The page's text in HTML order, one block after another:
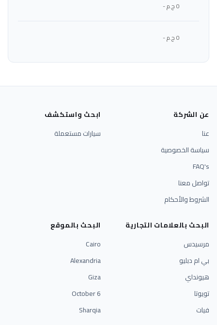
0 ج.م -
0 ج.م -
عن الشركة
عنا
سياسة الخصوصية
FAQ's
تواصل معنا
الشروط والأحكام
ابحث واستكشف
سيارات مستعملة
البحث بالعلامات التجارية
مرسيدس
بي ام دبليو
هيونداي
تويوتا
فيات
البحث بالموقع
Cairo
Alexandria
Giza
6 October
Sharqia